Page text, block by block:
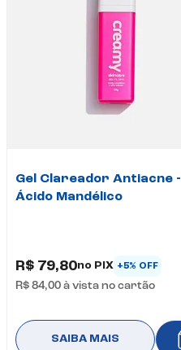
Gel Clareador Antiacne -
Ácido Mandélico
R$ 79,80no PIX +5% OFF
R$ 84,00à vista no cartão
SAIBA MAIS